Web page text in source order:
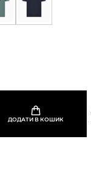
ДОДАТИ В КОШИК